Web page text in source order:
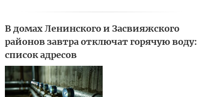
В домах Ленинского и Засвияжского
районов завтра отключат горячую воду:
список адресов